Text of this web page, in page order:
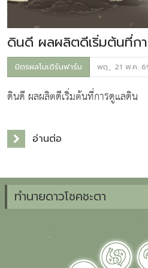
ดินดี ผลผลิตดีเริ่มต้นที่ก
มิตรผลโมเดิร์นฟาร์ม พฤ., 21 พ.ค.
ดินดี ผลผลิตดีเริ่มต้นที่การดูแลดิน
อ่านต่อ
ทำนายดาวโชคชะตา